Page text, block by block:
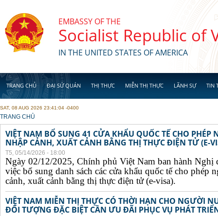
EMBASSY OF THE
Socialist Republic of
IN THE UNITED STATES OF AMERICA
TRANG CHỦ ĐẠI SỨ QUÁN THỊ THỰC MIỄN THỊ THỰC LÃNH SỰ TIN
SAT, 08 AUG 2026 23:41:04 -0400
YOU ARE HERE
TRANG CHỦ
VIỆT NAM BỔ SUNG 41 CỬA KHẨU QUỐC TẾ CHO
NHẬP CẢNH, XUẤT CẢNH BẰNG THỊ THỰC ĐIỆN TỬ (E-
T5, 05/14/2026 - 18:00
Ngày 02/12/2025, Chính phủ Việt Nam ban hành Nghị
việc bổ sung danh sách các cửa khẩu quốc tế cho phép
cảnh, xuất cảnh bằng thị thực điện tử (e-visa).
VIỆT NAM MIỄN THỊ THỰC CÓ THỜI HẠN CHO NGƯỜI
ĐỐI TƯỢNG ĐẶC BIỆT CẦN ƯU ĐÃI PHỤC VỤ PHÁT